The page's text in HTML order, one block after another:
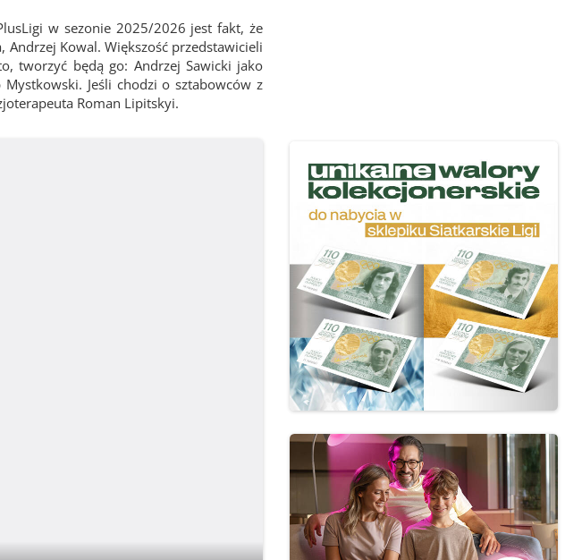
w sezonie 2025/2026 jest fakt, że
Andrzej Kowal. Większość przedstawicieli
tworzyć będą go: Andrzej Sawicki jako
Jeśli chodzi o sztabowców z
Roman Lipitskyi.